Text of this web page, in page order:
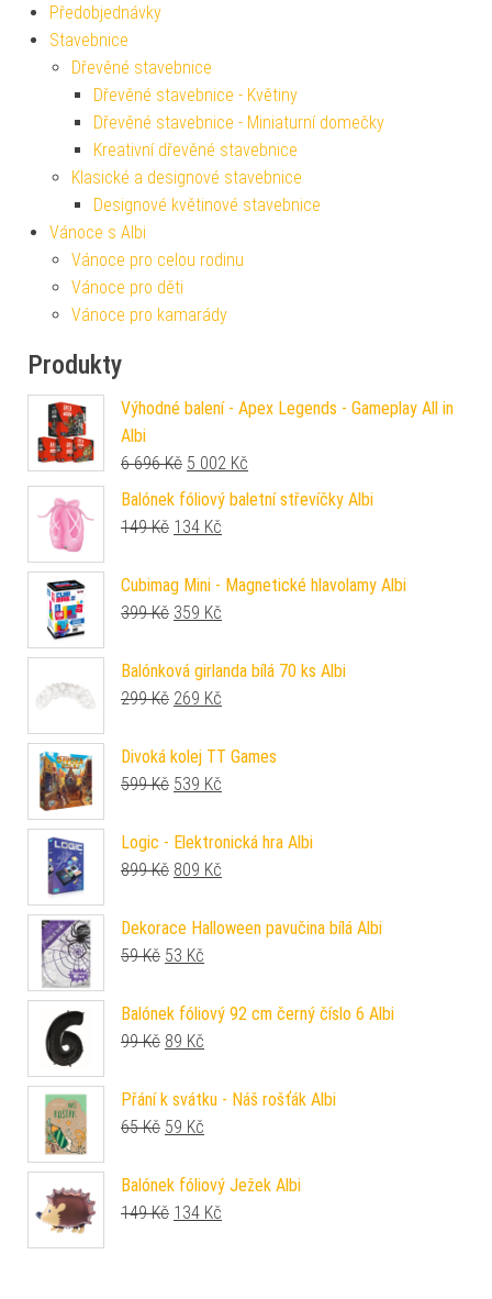
Předobjednávky
Stavebnice
Dřevěné stavebnice
Dřevěné stavebnice - Květiny
Dřevěné stavebnice - Miniaturní domečky
Kreativní dřevěné stavebnice
Klasické a designové stavebnice
Designové květinové stavebnice
Vánoce s Albi
Vánoce pro celou rodinu
Vánoce pro děti
Vánoce pro kamarády
Produkty
Výhodné balení - Apex Legends - Gameplay All in
Albi
6 696Kč Původní cena byla: 6 696 Kč.
5 002 Kč
Balónek fóliový baletní střevíčky Albi
149Kč Původní cena byla: 149 Kč.
134 Kč
Cubimag Mini - Magnetické hlavolamy Albi
399Kč Původní cena byla: 399 Kč.
359 Kč
Balónková girlanda bílá 70 ks Albi
299Kč Původní cena byla: 299 Kč.
269 Kč
Divoká kolej TT Games
599Kč Původní cena byla: 599 Kč.
539 Kč
Logic - Elektronická hra Albi
899Kč Původní cena byla: 899 Kč.
809 Kč
Dekorace Halloween pavučina bílá Albi
59Kč Původní cena byla: 59 Kč.
53 Kč
Balónek fóliový 92 cm černý číslo 6 Albi
99Kč Původní cena byla: 99 Kč.
89 Kč
Přání k svátku - Náš rošťák Albi
65Kč Původní cena byla: 65 Kč.
59 Kč
Balónek fóliový Ježek Albi
149Kč Původní cena byla: 149 Kč.
134 Kč